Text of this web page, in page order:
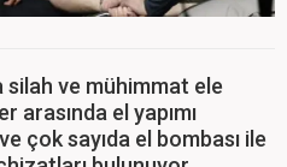
silah ve mühimmat ele
arasında el yapımı
çok sayıda el bombası ile